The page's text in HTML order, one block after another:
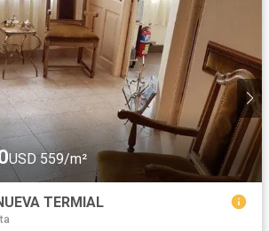
USD 559/m²
TERMIAL